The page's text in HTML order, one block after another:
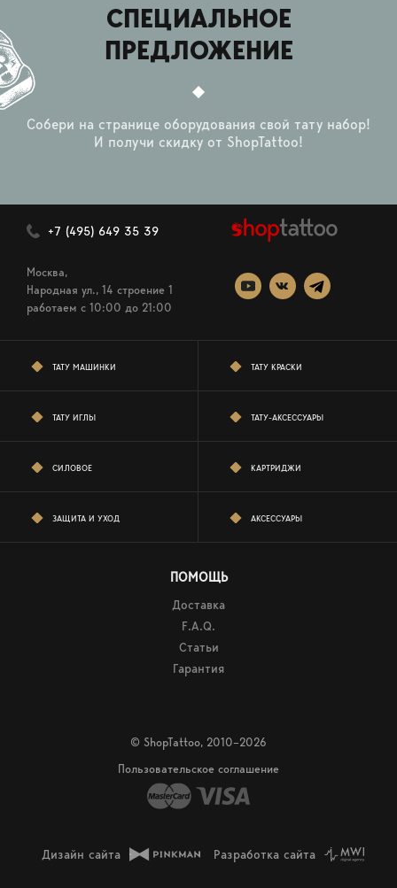
СПЕЦИАЛЬНОЕ
ПРЕДЛОЖЕНИЕ
Собери на странице оборудования свой тату набор!
И получи скидку от ShopTattoo!
+7 (495) 649 35 39
Москва,
Народная ул., 14 строение 1
работаем c 10:00 до 21:00
ТАТУ МАШИНКИ ТАТУ КРАСКИ
ТАТУ ИГЛЫ ТАТУ-АКСЕССУАРЫ
СИЛОВОЕ КАРТРИДЖИ
ЗАЩИТА И УХОД АКСЕССУАРЫ
ПОМОЩЬ
Доставка
F.A.Q.
Статьи
Гарантия
© ShopTattoo, 2010–2026
Пользовательское соглашение
Дизайн сайта Разработка сайта